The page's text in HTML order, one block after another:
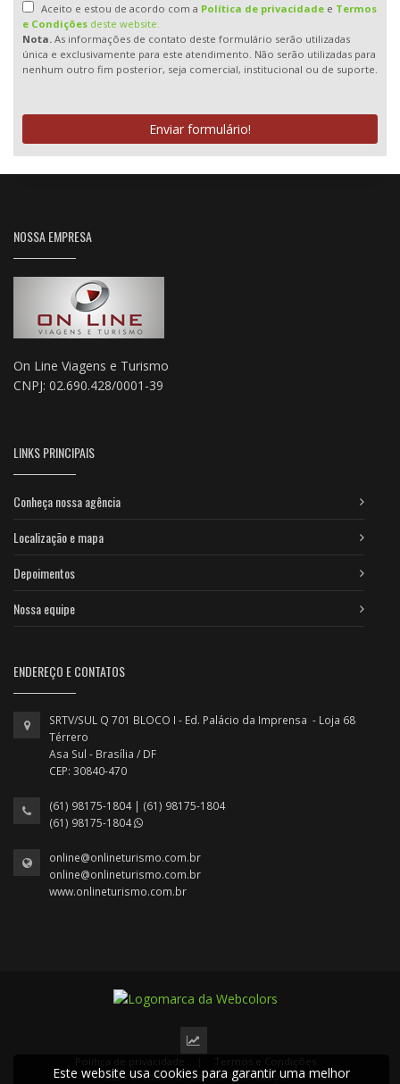
Aceito e estou de acordo com a Política de privacidadee Termos
e Condições deste website.
Nota. As informações de contato deste formulário serão utilizadas
única e exclusivamente para este atendimento. Não serão utilizadas para
nenhum outro fim posterior, seja comercial, institucional ou de suporte.
Enviar formulário!
NOSSA EMPRESA
On Line Viagens e Turismo
CNPJ: 02.690.428/0001-39
LINKS PRINCIPAIS
Conheça nossa agência
Localização e mapa
Depoimentos
Nossa equipe
ENDEREÇO E CONTATOS
SRTV/SUL Q 701 BLOCO I - Ed. Palácio da Imprensa - Loja 68
Térrero
Asa Sul - Brasília / DF
CEP: 30840-470
(61) 98175-1804 | (61) 98175-1804
(61) 98175-1804
online@onlineturismo.com.br
online@onlineturismo.com.br
www.onlineturismo.com.br
2024 © Todos os direitos reservados.
Este website usa cookies para garantir uma melhor